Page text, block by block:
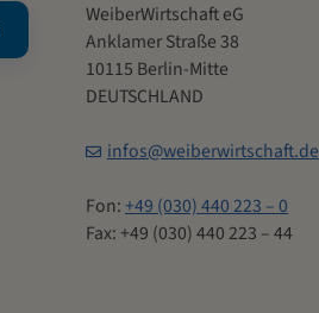
WeiberWirtschaft eG
Anklamer Straße 38
10115 Berlin-Mitte
DEUTSCHLAND
infos@weiberwirtschaft.de
Fon:+49 (030) 440 223 – 0
Fax: +49 (030) 440 223 – 44